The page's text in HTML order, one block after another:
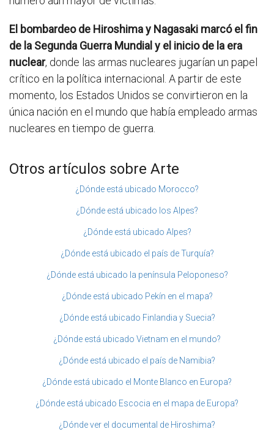
El bombardeo de Hiroshima y Nagasaki marcó el fin
de la Segunda Guerra Mundial y el inicio de la era
nuclear, donde las armas nucleares jugarían un papel
crítico en la política internacional. A partir de este
momento, los Estados Unidos se convirtieron en la
única nación en el mundo que había empleado armas
nucleares en tiempo de guerra.
Otros artículos sobre Arte
¿Dónde está ubicado Morocco?
¿Dónde está ubicado los Alpes?
¿Dónde está ubicado Alpes?
¿Dónde está ubicado el país de Turquía?
¿Dónde está ubicado la península Peloponeso?
¿Dónde está ubicado Pekín en el mapa?
¿Dónde está ubicado Finlandia y Suecia?
¿Dónde está ubicado Vietnam en el mundo?
¿Dónde está ubicado el país de Namibia?
¿Dónde está ubicado el Monte Blanco en Europa?
¿Dónde está ubicado Escocia en el mapa de Europa?
¿Dónde ver el documental de Hiroshima?